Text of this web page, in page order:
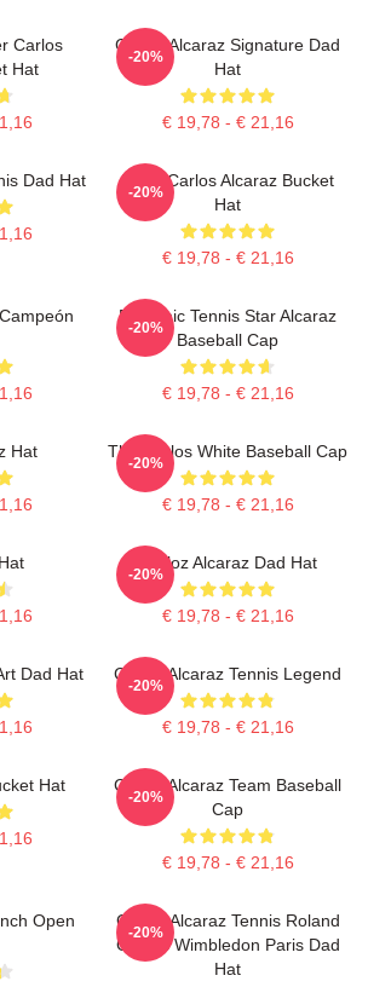
Carlos
Hat
Carlos Alcaraz Signature Dad
Hat
€ 19,78 - € 21,16
-20%
Dad Hat
Tenis Carlos Alcaraz Bucket
Hat
€ 19,78 - € 21,16
-20%
Dynamic Tennis Star Alcaraz
Baseball Cap
€ 19,78 - € 21,16
-20%
Hat The Carlos White Baseball Cap
€ 19,78 - € 21,16
-20%
Carloz Alcaraz Dad Hat
€ 19,78 - € 21,16
-20%
Dad Hat Carlos Alcaraz Tennis Legend
€ 19,78 - € 21,16
-20%
Hat
Carlos Alcaraz Team Baseball
Cap
€ 19,78 - € 21,16
-20%
Open
Carlos Alcaraz Tennis Roland
Garros Wimbledon Paris Dad
Hat
-20%